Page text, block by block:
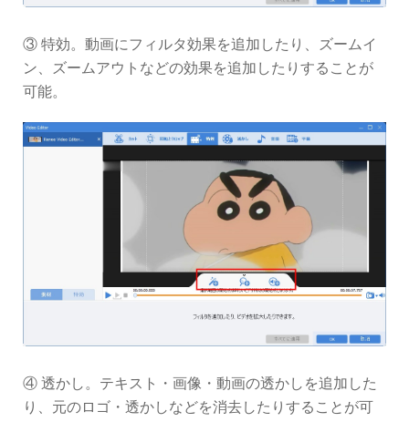
③ 特効。動画にフィルタ効果を追加したり、ズームイ
ン、ズームアウトなどの効果を追加したりすることが
可能。
④ 透かし。テキスト・画像・動画の透かしを追加した
り、元のロゴ・透かしなどを消去したりすることが可